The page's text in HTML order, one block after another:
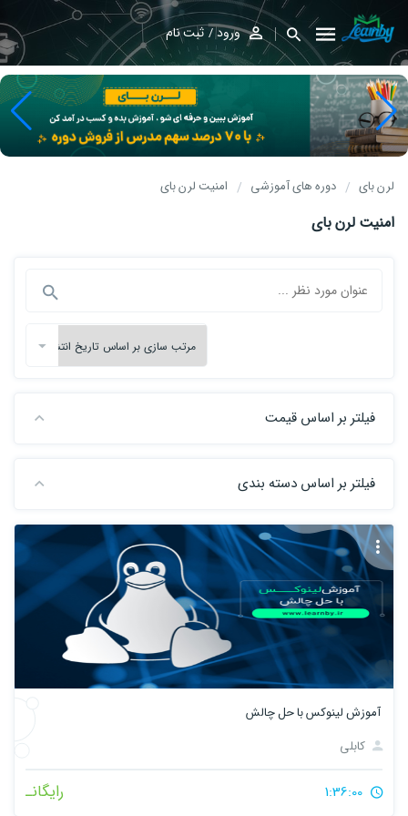
ورود ثبت نام
لرن بای دوره های آموزشی امنیت لرن بای
امنیت لرن بای
فیلتر بر اساس قیمت
فیلتر بر اساس دسته بندی
آموزش لینوکس با حل چالش
کابلی
رایگانـ